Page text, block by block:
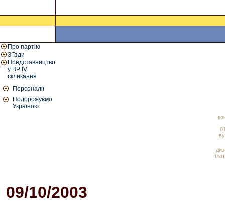
Про партію
З`їзди
Представництво
у ВР IV
скликання
Персоналії
Подорожуємо
Україною
09/10/2003